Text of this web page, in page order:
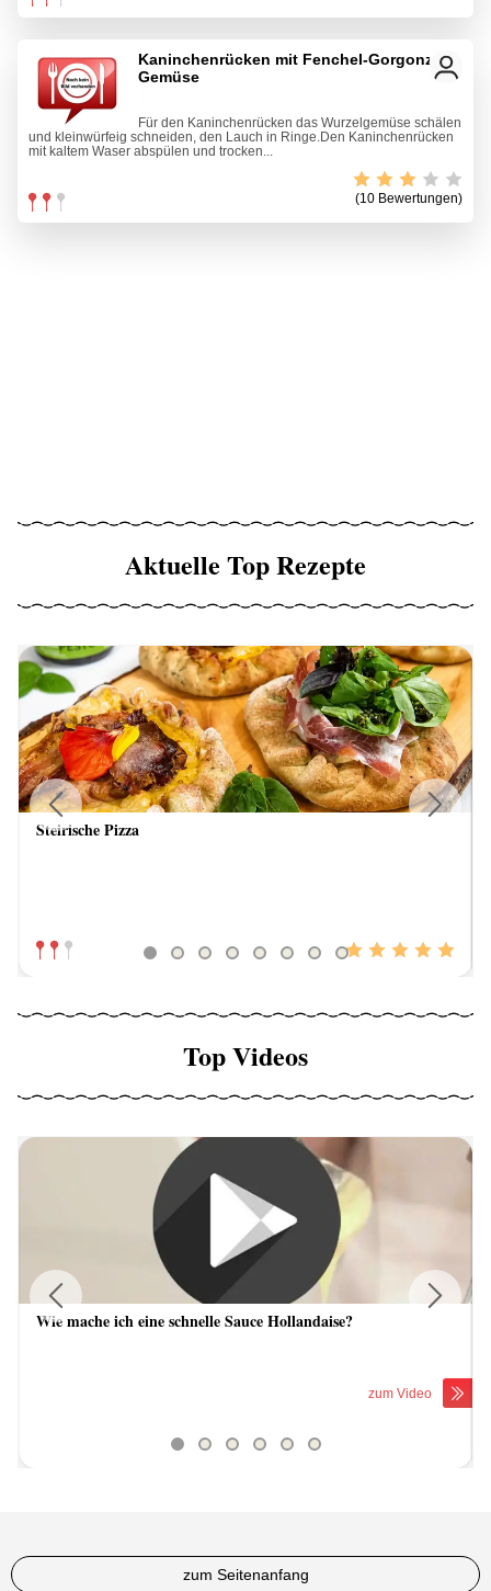
Kaninchenrücken mit Fenchel-Gorgonzola-
Gemüse
Für den Kaninchenrücken das Wurzelgemüse schälen
und kleinwürfeig schneiden, den Lauch in Ringe.Den Kaninchenrücken
mit kaltem Waser abspülen und trocken...
(10 Bewertungen)
Aktuelle Top Rezepte
Steirische Pizza
Previous
Top Videos
Wie mache ich eine schnelle Sauce Hollandaise?
zum Video
Previous
zum Seitenanfang